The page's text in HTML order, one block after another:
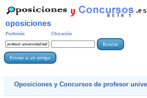
oposiciones
Profesión Ubicación
Oposiciones y Concursos de profesor